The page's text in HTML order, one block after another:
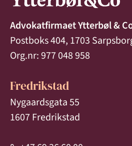
Advokatfirmaet Ytterbøl &
Postboks 404, 1703
Org.nr: 977 048 958
Fredrikstad
Nygaardsgata 55
1607 Fredrikstad